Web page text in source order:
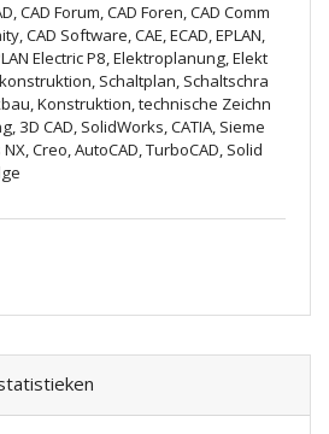
CAD Forum, CAD Foren, CAD Comm
CAD Software, CAE, ECAD, EPLAN,
Electric P8, Elektroplanung, Elekt
Schaltplan, Schaltschra
Konstruktion, technische Zeichn
3D CAD, SolidWorks, CATIA, Sieme
Creo, AutoCAD, TurboCAD, Solid